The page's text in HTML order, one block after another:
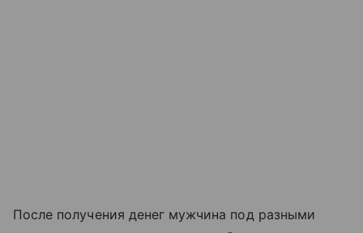
После получения денег мужчина под разными